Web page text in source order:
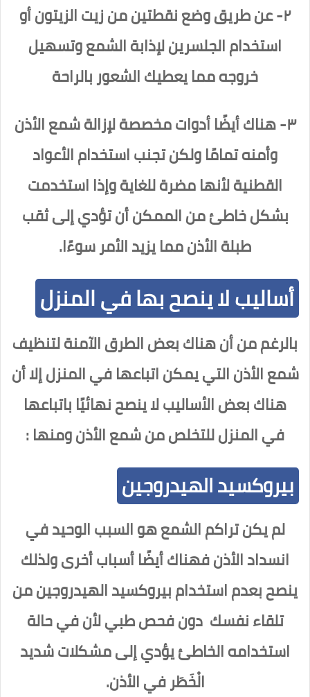
٢- عن طريق وضع نقطتين من زيت الزيتون أو
استخدام الجلسرين لإذابة الشمع وتسهيل
خروجه مما يعطيك الشعور بالراحة
٣- هناك أيضًا أدوات مخصصة لإزالة شمع الأذن
وأمنه تمامًا ولكن تجنب استخدام الأعواد
القطنية لأنها مضرة للغاية وإذا استخدمت
بشكل خاطئ من الممكن أن تؤدي إلى ثقب
طبلة الأذن مما يزيد الأمر سوءًا.
أساليب لا ينصح بها في المنزل
بالرغم من أن هناك بعض الطرق الآمنة لتنظيف
شمع الأذن التي يمكن اتباعها في المنزل إلا أن
هناك بعض الأساليب لا ينصح نهائيًا باتباعها
في المنزل للتخلص من شمع الأذن ومنها :
بيروكسيد الهيدروجين
لم يكن تراكم الشمع هو السبب الوحيد في
انسداد الأذن فهناك أيضًا أسباب أخرى ولذلك
ينصح بعدم استخدام بيروكسيد الهيدروجين من
تلقاء نفسك دون فحص طبي لأن في حالة
استخدامه الخاطئ يؤدي إلى مشكلات شديد
الْخَطَر في الأذن.